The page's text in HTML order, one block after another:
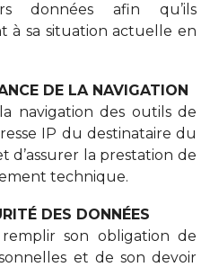
données afin qu’ils
à sa situation actuelle en
DE LA NAVIGATION
navigation des outils de
IP du destinataire du
d’assurer la prestation de
technique.
DES DONNÉES
son obligation de
et de son devoir